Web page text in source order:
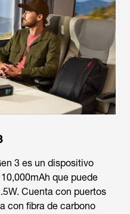
3 es un dispositivo
que puede
Cuenta con puertos
con fibra de carbono